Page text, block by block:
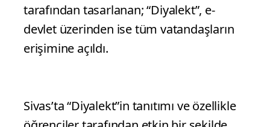
tarafından tasarlanan; “Diyalekt”, e-
devlet üzerinden ise tüm vatandaşların
erişimine açıldı.
Sivas’ta “Diyalekt”in tanıtımı ve özellikle